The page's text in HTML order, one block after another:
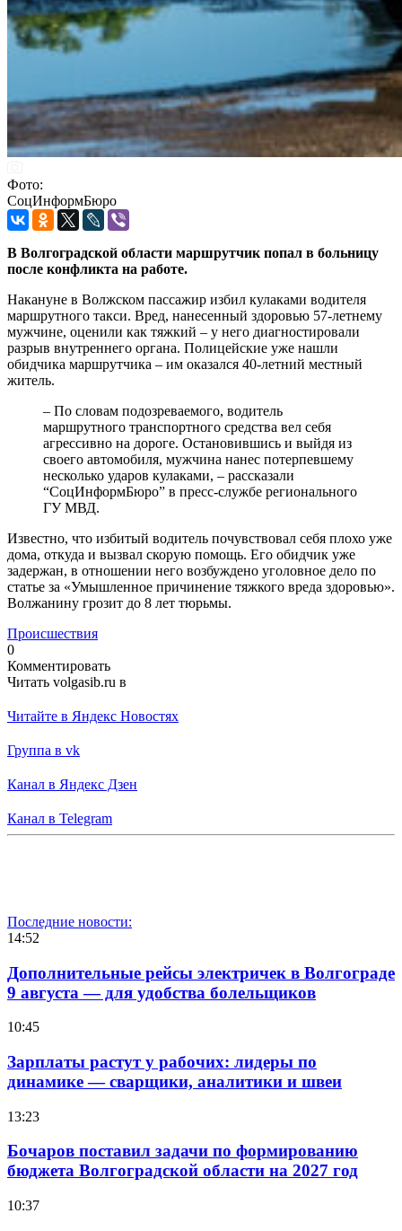
Фото:
СоцИнформБюро
В Волгоградской области маршрутчик попал в больницу
после конфликта на работе.
Накануне в Волжском пассажир избил кулаками водителя
маршрутного такси. Вред, нанесенный здоровью 57-летнему
мужчине, оценили как тяжкий – у него диагностировали
разрыв внутреннего органа. Полицейские уже нашли
обидчика маршрутчика – им оказался 40-летний местный
житель.
– По словам подозреваемого, водитель
маршрутного транспортного средства вел себя
агрессивно на дороге. Остановившись и выйдя из
своего автомобиля, мужчина нанес потерпевшему
несколько ударов кулаками, – рассказали
“СоцИнформБюро” в пресс-службе регионального
ГУ МВД.
Известно, что избитый водитель почувствовал себя плохо уже
дома, откуда и вызвал скорую помощь. Его обидчик уже
задержан, в отношении него возбуждено уголовное дело по
статье за «Умышленное причинение тяжкого вреда здоровью».
Волжанину грозит до 8 лет тюрьмы.
Происшествия
0
Комментировать
Читать volgasib.ru в
Читайте в Яндекс Новостях
Группа в vk
Канал в Яндекс Дзен
Канал в Telegram
Последние новости:
14:52
Дополнительные рейсы электричек в Волгограде
9 августа — для удобства болельщиков
10:45
Зарплаты растут у рабочих: лидеры по
динамике — сварщики, аналитики и швеи
13:23
Бочаров поставил задачи по формированию
бюджета Волгоградской области на 2027 год
10:37